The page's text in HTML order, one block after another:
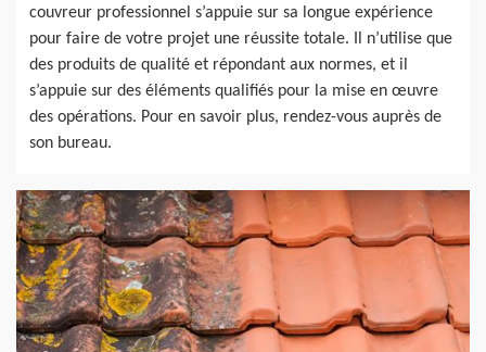
couvreur professionnel s’appuie sur sa longue expérience
pour faire de votre projet une réussite totale. Il n’utilise que
des produits de qualité et répondant aux normes, et il
s’appuie sur des éléments qualifiés pour la mise en œuvre
des opérations. Pour en savoir plus, rendez-vous auprès de
son bureau.